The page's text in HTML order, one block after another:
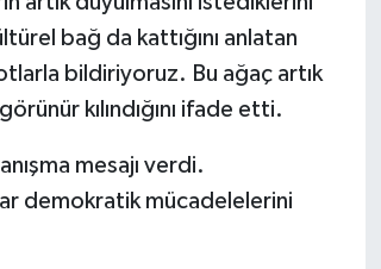
bağ da kattığını anlatan
bildiriyoruz. Bu ağaç artık
kılındığını ifade etti.
mesajı verdi.
demokratik mücadelelerini